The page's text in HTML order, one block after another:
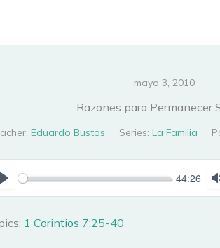
mayo 3, 2010
Razones para Permanecer
Eduardo Bustos Series: La Familia
PLAY
44:26
1 Corintios 7:25-40